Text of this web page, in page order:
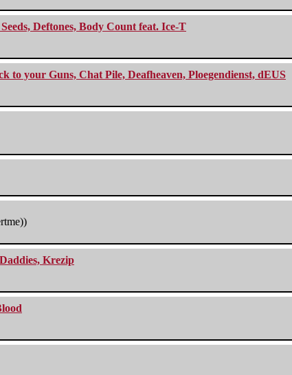
Deftones, Body Count feat. Ice-T
to your Guns, Chat Pile, Deafheaven, Ploegendienst, dEUS
Krezip